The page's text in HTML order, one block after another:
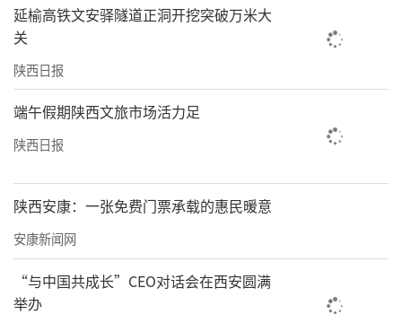
全面从严治党的新成效扎实推动应急管理体系
和能力现代化。
省应急管理厅领导，驻厅纪检监察组和厅机关
处级领导干部，厅属单位负责人在主会场参加
会议。各市应急管理局班子成员和科（处）室
来源：陕西省应急管理厅
延榆高铁文安驿隧道正洞开挖突破万米大
关
陕西日报
端午假期陕西文旅市场活力足
陕西日报
陕西安康：一张免费门票承载的惠民暖意
安康新闻网
“与中国共成长”CEO对话会在西安圆满
举办